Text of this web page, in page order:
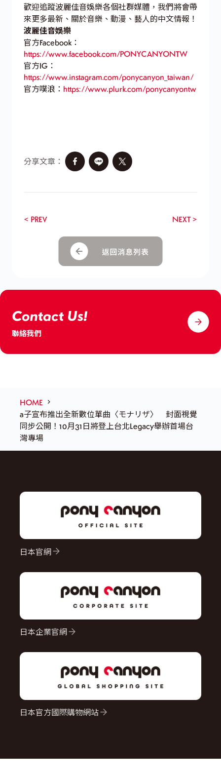
歡迎追蹤波麗佳音娛樂各個社群媒體，我們將會帶
來更多最新、關於音樂、動漫、藝人的中文情報！
波麗佳音娛樂
官方Facebook：
https://www.facebook.com/PONYCANYONTW
官方IG：
https://www.instagram.com/ponycanyon_taiwan/
官方噗浪： https://www.plurk.com/ponycanyontw
分享文章：
< PREV NEXT >
Contact Us!
聯絡我們
HOME
a子宣布推出全新數位單曲〈モナリザ〉 封面視覺
同步公開！10月31日將登上台北Legacy舉辦首場台
灣專場
日本官網
日本企業官網
日本官方國際購物網站